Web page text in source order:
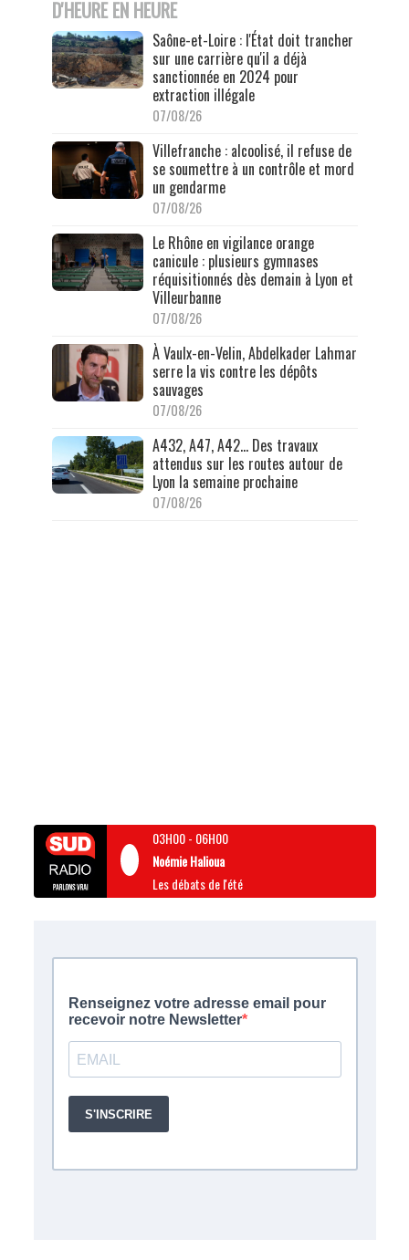
D'HEURE EN HEURE
Saône-et-Loire : l'État doit trancher
sur une carrière qu'il a déjà
sanctionnée en 2024 pour
extraction illégale
07/08/26
Villefranche : alcoolisé, il refuse de
se soumettre à un contrôle et mord
un gendarme
07/08/26
Le Rhône en vigilance orange
canicule : plusieurs gymnases
réquisitionnés dès demain à Lyon et
Villeurbanne
07/08/26
À Vaulx-en-Velin, Abdelkader Lahmar
serre la vis contre les dépôts
sauvages
07/08/26
A432, A47, A42… Des travaux
attendus sur les routes autour de
Lyon la semaine prochaine
07/08/26
03H00- 06H00
Noémie Halioua
Les débats de l'été